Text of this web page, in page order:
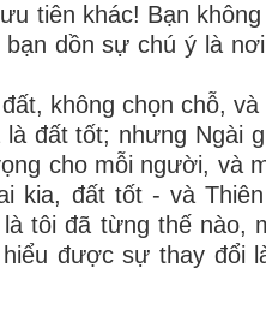
tiên khác! Bạn
bạn dồn sự chú ý là
không chọn chỗ, và
đất tốt; nhưng Ngài
cho mỗi người, và
kia, đất tốt - và
tôi đã từng thế nào,
hiểu được sự thay đổi